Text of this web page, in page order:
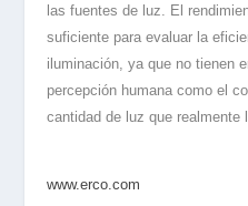
las fuentes de luz. El
suficiente para evaluar la
iluminación, ya que no tienen
percepción humana como el
cantidad de luz que realmente
www.erco.com